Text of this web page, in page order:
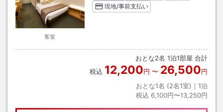
客室
現地/事前支払い
おとな2名 1泊1部屋 合計
税込 12,200円 〜 26,500円
おとな1名 (2名1室)｜ 1泊
税込 6,100円〜13,250円